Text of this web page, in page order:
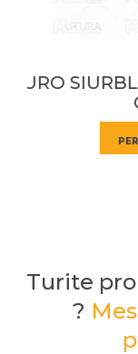
KURO
Turite
?